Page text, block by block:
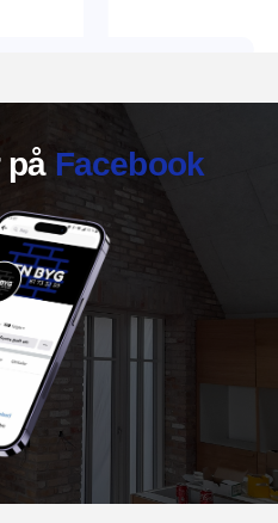
​påFacebook